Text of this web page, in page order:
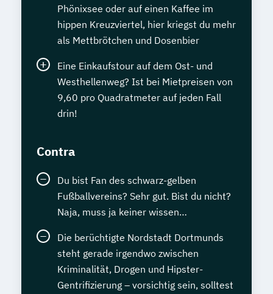
Phönixsee oder auf einen Kaffee im
hippen Kreuzviertel, hier kriegst du mehr
als Mettbrötchen und Dosenbier
Eine Einkaufstour auf dem Ost- und
Westhellenweg? Ist bei Mietpreisen von
9,60 pro Quadratmeter auf jeden Fall
drin!
Contra
Du bist Fan des schwarz-gelben
Fußballvereins? Sehr gut. Bist du nicht?
Naja, muss ja keiner wissen…
Die berüchtigte Nordstadt Dortmunds
steht gerade irgendwo zwischen
Kriminalität, Drogen und Hipster-
Gentrifizierung – vorsichtig sein, solltest